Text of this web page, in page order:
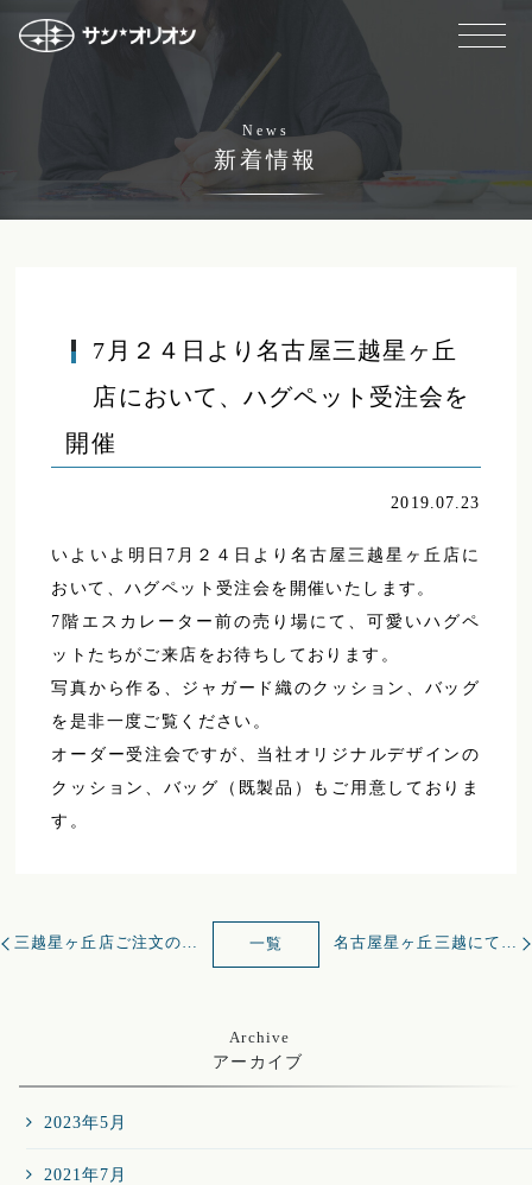
News
新着情報
7月２４日より名古屋三越星ヶ丘
店において、ハグペット受注会を
開催
2019.07.23
いよいよ明日7月２４日より名古屋三越星ヶ丘店に
おいて、ハグペット受注会を開催いたします。
7階エスカレーター前の売り場にて、可愛いハグペ
ットたちがご来店をお待ちしております。
写真から作る、ジャガード織のクッション、バッグ
を是非一度ご覧ください。
オーダー受注会ですが、当社オリジナルデザインの
クッション、バッグ（既製品）もご用意しておりま
す。
三越星ヶ丘店ご注文のハグペット進捗状況のお知らせ 一覧 名古屋星ヶ丘三越にて令和初の受注会を開催いたします
Archive
アーカイブ
2023年5月
2021年7月